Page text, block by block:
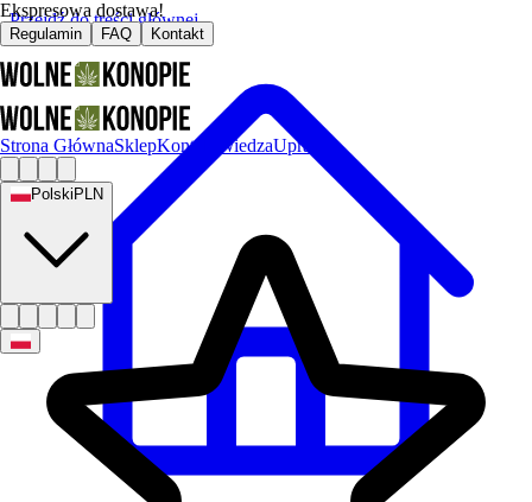
Przejdź do treści głównej
Ekspresowa dostawa!
Regulamin FAQ Kontakt
Strona GłównaSklepKontakt WiedzaUprawa
Polski PLN